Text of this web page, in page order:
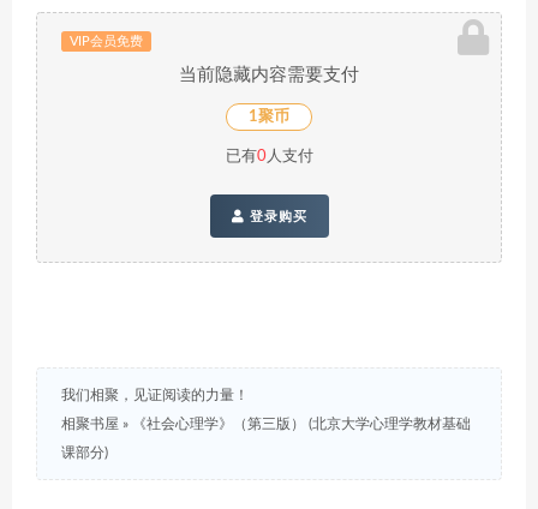
VIP会员免费
当前隐藏内容需要支付
1聚币
已有0人支付
登录购买
我们相聚，见证阅读的力量！
相聚书屋 »
《社会心理学》（第三版） (北京大学心理学教材基础
课部分)